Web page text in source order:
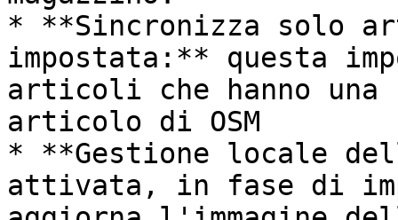
* **Sincronizza solo
impostata:** questa
articoli che hanno una
articolo di OSM
* **Gestione locale
attivata, in fase di